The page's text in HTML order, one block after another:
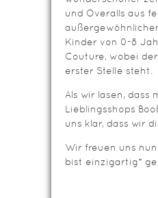
und Overalls aus
Kinder von 0-8
Couture, wobei
erster Stelle steht.
Als wir lasen,
Lieblingsshops
uns klar, dass wir
Wir freuen uns
bist einzigartig*